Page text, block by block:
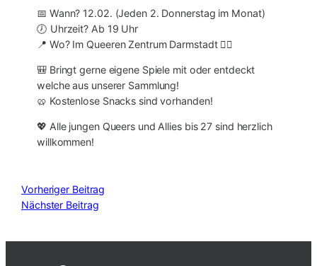
📅 Wann? 12.02. (Jeden 2. Donnerstag im Monat)
🕖 Uhrzeit? Ab 19 Uhr
📍 Wo? Im Queeren Zentrum Darmstadt 🏳️‍🌈
🎒 Bringt gerne eigene Spiele mit oder entdeckt
welche aus unserer Sammlung!
🥨 Kostenlose Snacks sind vorhanden!
💖 Alle jungen Queers und Allies bis 27 sind herzlich
willkommen!
Vorheriger Beitrag
Nächster Beitrag